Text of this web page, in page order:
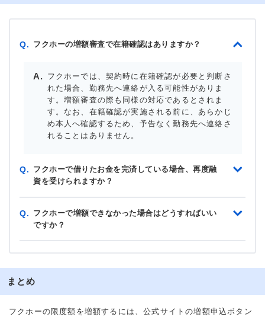
Q. フクホーの増額審査で在籍確認はありますか？
フクホーでは、契約時に在籍確認が必要と判断さ
れた場合、勤務先へ連絡が入る可能性がありま
す。増額審査の際も同様の対応であるとされま
す。なお、在籍確認が実施される前に、あらかじ
め本人へ確認するため、予告なく勤務先へ連絡さ
れることはありません。
Q. フクホーで借りたお金を完済している場合、再度融
資を受けられますか？
Q. フクホーで増額できなかった場合はどうすればいい
ですか？
まとめ
フクホーの限度額を増額するには、公式サイトの増額申込ボタン